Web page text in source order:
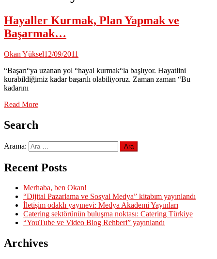
Hayaller Kurmak, Plan Yapmak ve
Başarmak…
Okan Yüksel12/09/2011
“Başarı“ya uzanan yol “hayal kurmak“la başlıyor. Hayatlini
kurabildiğimiz kadar başarılı olabiliyoruz. Zaman zaman “Bu
kadarını
Read More
Search
Arama:
Recent Posts
Merhaba, ben Okan!
“Dijital Pazarlama ve Sosyal Medya” kitabım yayınlandı
İletişim odaklı yayınevi: Medya Akademi Yayınları
Catering sektörünün buluşma noktası: Catering Türkiye
“YouTube ve Video Blog Rehberi” yayınlandı
Archives